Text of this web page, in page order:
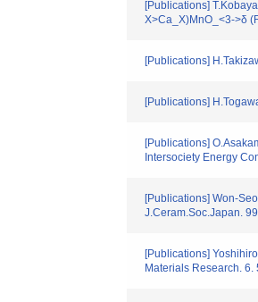
[Publications]
X>Ca_X)MnO_<3->δ
[Publications]
[Publications]
[Publications]
Intersociety Energy
[Publications] Won-
J.Ceram.Soc.Japan.
[Publications]
Materials Research.